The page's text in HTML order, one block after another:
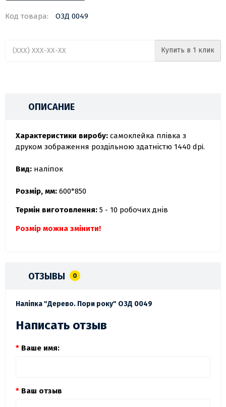
Код товара: ОЗД 0049
Купить в 1 клик
ОПИСАНИЕ
Характеристики виробу: самоклейка плівка з
друком зображення роздільною здатністю 1440 dpi.
Вид: наліпок
Розмір, мм: 600*850
Термін виготовлення: 5 - 10 робочих днів
Розмір можна змінити!
ОТЗЫВЫ 0
Наліпка "Дерево. Пори року" ОЗД 0049
Написать отзыв
Ваше имя:
Ваш отзыв